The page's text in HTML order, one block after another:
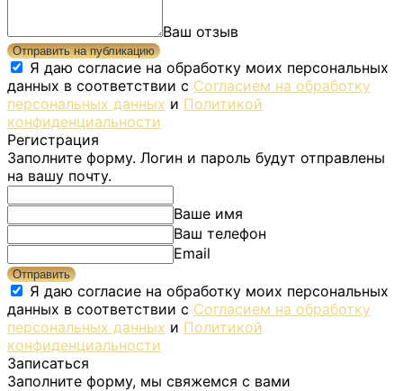
Ваш отзыв
Отправить на публикацию
Я даю согласие на обработку моих персональных
данных в соответствии с Согласием на обработку
персональных данных и Политикой
конфиденциальности
Регистрация
Заполните форму. Логин и пароль будут отправлены
на вашу почту.
Ваше имя
Ваш телефон
Email
Отправить
Я даю согласие на обработку моих персональных
данных в соответствии с Согласием на обработку
персональных данных и Политикой
конфиденциальности
Записаться
Заполните форму, мы свяжемся с вами